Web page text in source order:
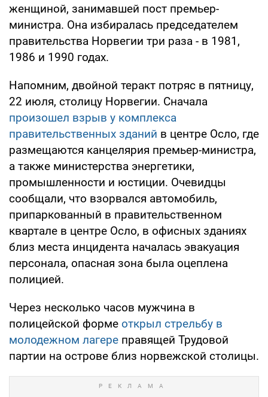
женщиной, занимавшей пост премьер-
министра. Она избиралась председателем
правительства Норвегии три раза - в 1981,
1986 и 1990 годах.
Напомним, двойной теракт потряс в пятницу,
22 июля, столицу Норвегии. Сначала
произошел взрыв у комплекса
правительственных зданий в центре Осло, где
размещаются канцелярия премьер-министра,
а также министерства энергетики,
промышленности и юстиции. Очевидцы
сообщали, что взорвался автомобиль,
припаркованный в правительственном
квартале в центре Осло, в офисных зданиях
близ места инцидента началась эвакуация
персонала, опасная зона была оцеплена
полицией.
Через несколько часов мужчина в
полицейской форме открыл стрельбу в
молодежном лагере правящей Трудовой
партии на острове близ норвежской столицы.